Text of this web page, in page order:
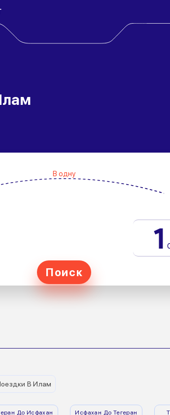
В одну
1
Поиск
В Илам
До Исфахан Исфахан До Тегеран